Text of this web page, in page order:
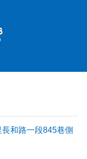
和路一段845巷側